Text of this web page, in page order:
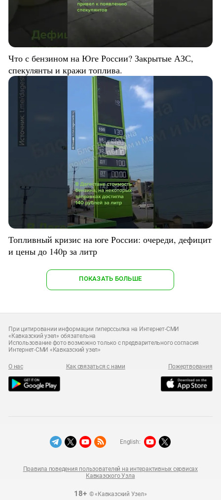
Что с бензином на Юге России? Закрытые АЗС,
спекулянты и кражи топлива.
Топливный кризис на юге России: очереди, дефицит
и цены до 140р за литр
ПОКАЗАТЬ БОЛЬШЕ
При цитировании информации гиперссылка на Интернет-СМИ
«Кавказский узел» обязательна
Использование фото возможно только с предварительного согласия
Интернет-СМИ «Кавказский узел»
О нас Как связаться с нами Пожертвования
18+© «Кавказский Узел»
Правила поведения пользователей на интерактивных сервисах
Кавказского Узла
English: